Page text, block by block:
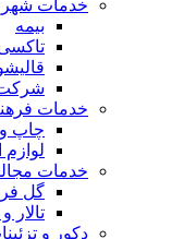
خدمات
بیمه
خدمات
چاپ و
لوازم
خدمات
گل
دکور و